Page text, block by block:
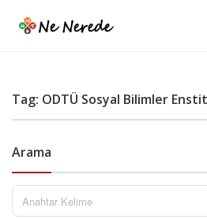
Tag: ODTÜ Sosyal Bilimler
Arama